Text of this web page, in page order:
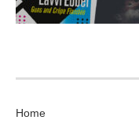
Home